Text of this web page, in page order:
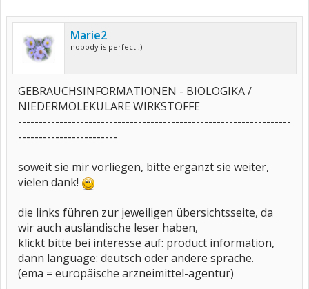
Marie2
nobody is perfect ;)
GEBRAUCHSINFORMATIONEN - BIOLOGIKA /
NIEDERMOLEKULARE WIRKSTOFFE
------------------------------------------------------------------
------------------------
soweit sie mir vorliegen, bitte ergänzt sie weiter,
vielen dank!
die links führen zur jeweiligen übersichtsseite, da
wir auch ausländische leser haben,
klickt bitte bei interesse auf: product information,
dann language: deutsch oder andere sprache.
(ema = europäische arzneimittel-agentur)